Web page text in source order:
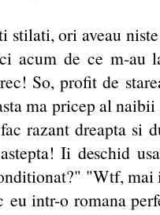
stilati, ori aveau
acum de ce m-au
So, profit de
ma pricep al
razant dreapta si
Ii deschid
"Wtf, mai
intr-o romana